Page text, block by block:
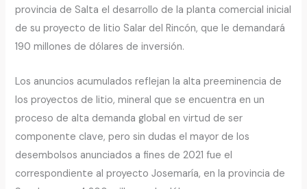
provincia de Salta el desarrollo de la planta comercial inicial
de su proyecto de litio Salar del Rincón, que le demandará
190 millones de dólares de inversión.
Los anuncios acumulados reflejan la alta preeminencia de
los proyectos de litio, mineral que se encuentra en un
proceso de alta demanda global en virtud de ser
componente clave, pero sin dudas el mayor de los
desembolsos anunciados a fines de 2021 fue el
correspondiente al proyecto Josemaría, en la provincia de